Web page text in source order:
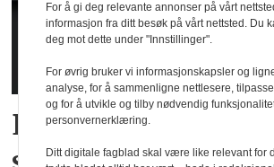
Elendig nordnorsk
For å gi deg relevante annonser på vårt
informasjon fra ditt besøk på vårt nettsted. Du
deg mot dette under "Innstillinger".
For øvrig bruker vi informasjonskapsler og
analyse, for å sammenligne nettlesere,
og for å utvikle og tilby nødvendig
personvernerklæring.
Ditt digitale fagblad skal være like relevant for